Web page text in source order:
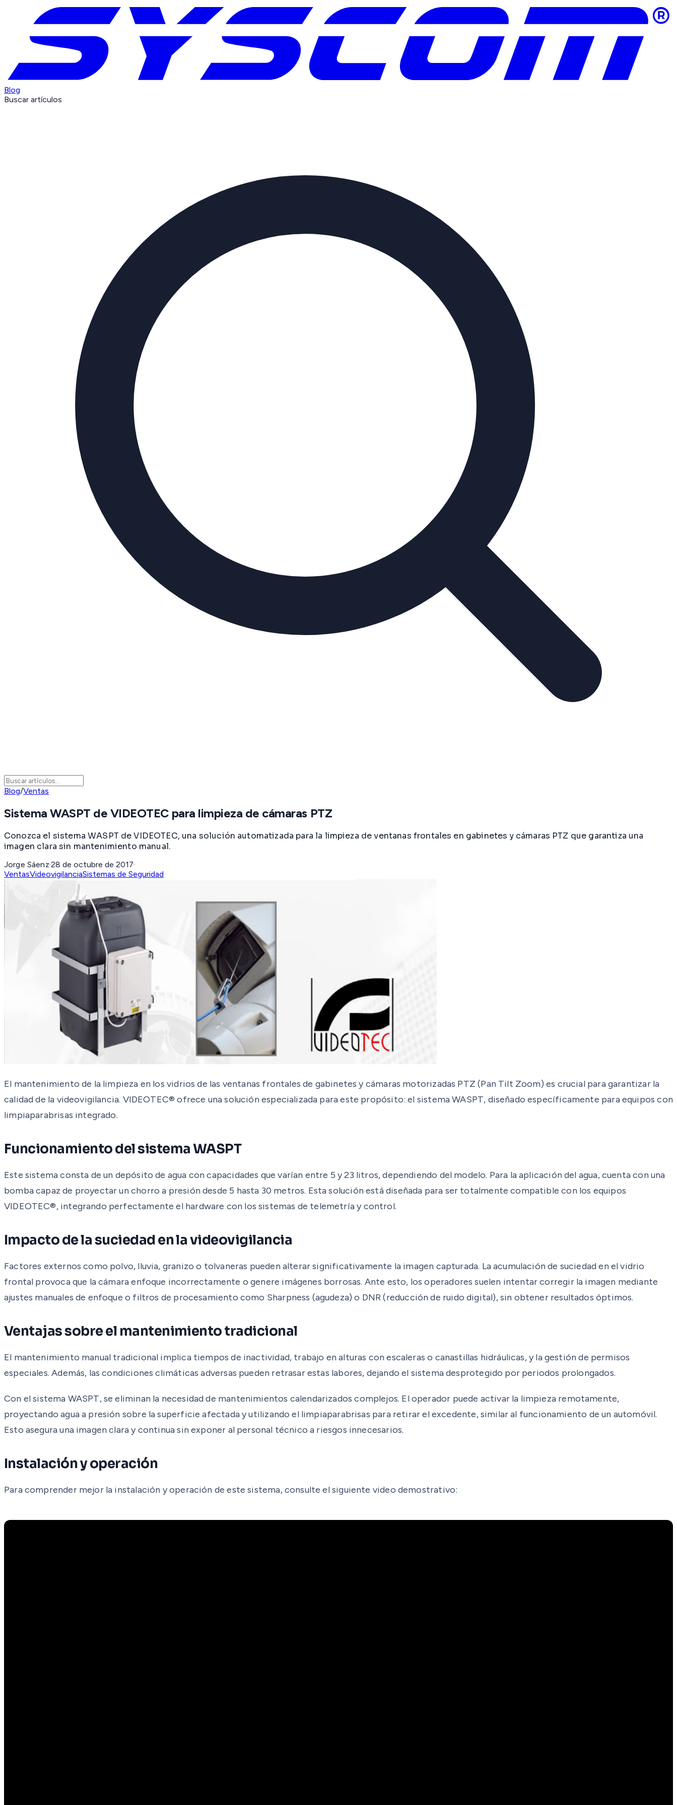
Blog
Buscar artículos
Blog/Ventas
Sistema WASPT de VIDEOTEC para limpieza de cámaras PTZ
Conozca el sistema WASPT de VIDEOTEC, una solución automatizada para la limpieza de ventanas frontales en gabinetes y cámaras PTZ que garantiza una
imagen clara sin mantenimiento manual.
Jorge Sáenz·28 de octubre de 2017·
VentasVideovigilanciaSistemas de Seguridad
El mantenimiento de la limpieza en los vidrios de las ventanas frontales de gabinetes y cámaras motorizadas PTZ (Pan Tilt Zoom) es crucial para garantizar la
calidad de la videovigilancia. VIDEOTEC® ofrece una solución especializada para este propósito: el sistema WASPT, diseñado específicamente para equipos con
limpiaparabrisas integrado.
Funcionamiento del sistema WASPT
Este sistema consta de un depósito de agua con capacidades que varían entre 5 y 23 litros, dependiendo del modelo. Para la aplicación del agua, cuenta con una
bomba capaz de proyectar un chorro a presión desde 5 hasta 30 metros. Esta solución está diseñada para ser totalmente compatible con los equipos
VIDEOTEC®, integrando perfectamente el hardware con los sistemas de telemetría y control.
Impacto de la suciedad en la videovigilancia
Factores externos como polvo, lluvia, granizo o tolvaneras pueden alterar significativamente la imagen capturada. La acumulación de suciedad en el vidrio
frontal provoca que la cámara enfoque incorrectamente o genere imágenes borrosas. Ante esto, los operadores suelen intentar corregir la imagen mediante
ajustes manuales de enfoque o filtros de procesamiento como Sharpness (agudeza) o DNR (reducción de ruido digital), sin obtener resultados óptimos.
Ventajas sobre el mantenimiento tradicional
El mantenimiento manual tradicional implica tiempos de inactividad, trabajo en alturas con escaleras o canastillas hidráulicas, y la gestión de permisos
especiales. Además, las condiciones climáticas adversas pueden retrasar estas labores, dejando el sistema desprotegido por periodos prolongados.
Con el sistema WASPT, se eliminan la necesidad de mantenimientos calendarizados complejos. El operador puede activar la limpieza remotamente,
proyectando agua a presión sobre la superficie afectada y utilizando el limpiaparabrisas para retirar el excedente, similar al funcionamiento de un automóvil.
Esto asegura una imagen clara y continua sin exponer al personal técnico a riesgos innecesarios.
Instalación y operación
Para comprender mejor la instalación y operación de este sistema, consulte el siguiente video demostrativo: